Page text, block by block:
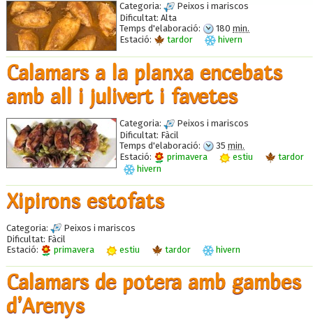
Categoria:
Peixos i mariscos
Dificultat: Alta
Temps d'elaboració:
180 min.
Estació:
tardor hivern
Calamars a la planxa encebats
amb all i julivert i favetes
Categoria:
Peixos i mariscos
Dificultat: Fàcil
Temps d'elaboració:
35 min.
Estació:
primavera estiu
tardor
hivern
Xipirons estofats
Categoria:
Peixos i mariscos
Dificultat: Fàcil
Estació:
primavera estiu tardor hivern
Calamars de potera amb gambes
d’Arenys